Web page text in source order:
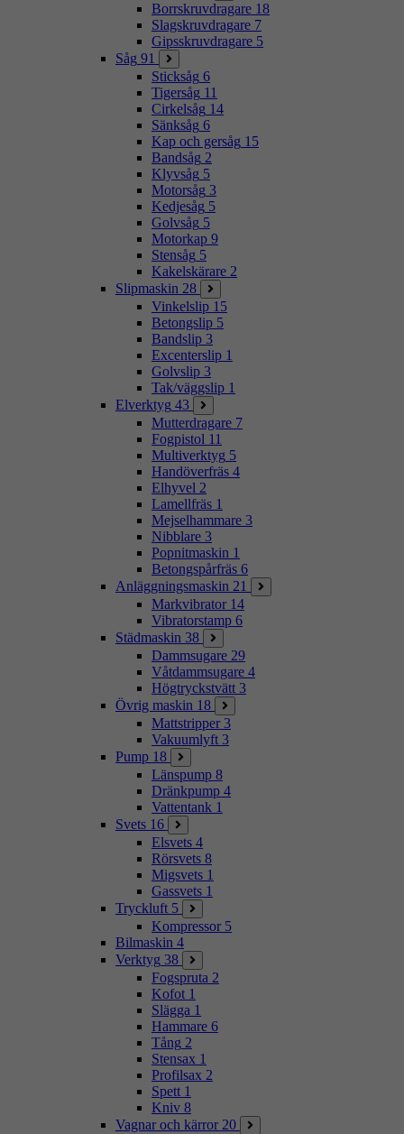
Borrskruvdragare 18
Slagskruvdragare 7
Gipsskruvdragare 5
Såg 91
Sticksåg 6
Tigersåg 11
Cirkelsåg 14
Sänksåg 6
Kap och gersåg 15
Bandsåg 2
Klyvsåg 5
Motorsåg 3
Kedjesåg 5
Golvsåg 5
Motorkap 9
Stensåg 5
Kakelskärare 2
Slipmaskin 28
Vinkelslip 15
Betongslip 5
Bandslip 3
Excenterslip 1
Golvslip 3
Tak/väggslip 1
Elverktyg 43
Mutterdragare 7
Fogpistol 11
Multiverktyg 5
Handöverfräs 4
Elhyvel 2
Lamellfräs 1
Mejselhammare 3
Nibblare 3
Popnitmaskin 1
Betongspårfräs 6
Anläggningsmaskin 21
Markvibrator 14
Vibratorstamp 6
Städmaskin 38
Dammsugare 29
Våtdammsugare 4
Högtryckstvätt 3
Övrig maskin 18
Mattstripper 3
Vakuumlyft 3
Pump 18
Länspump 8
Dränkpump 4
Vattentank 1
Svets 16
Elsvets 4
Rörsvets 8
Migsvets 1
Gassvets 1
Tryckluft 5
Kompressor 5
Bilmaskin 4
Verktyg 38
Fogspruta 2
Kofot 1
Slägga 1
Hammare 6
Tång 2
Stensax 1
Profilsax 2
Spett 1
Kniv 8
Vagnar och kärror 20